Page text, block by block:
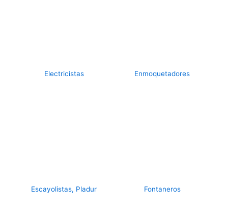
Electricistas Enmoquetadores
Escayolistas, Pladur Fontaneros